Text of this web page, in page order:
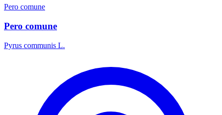
Pero comune
Pero comune
Pyrus communis L.